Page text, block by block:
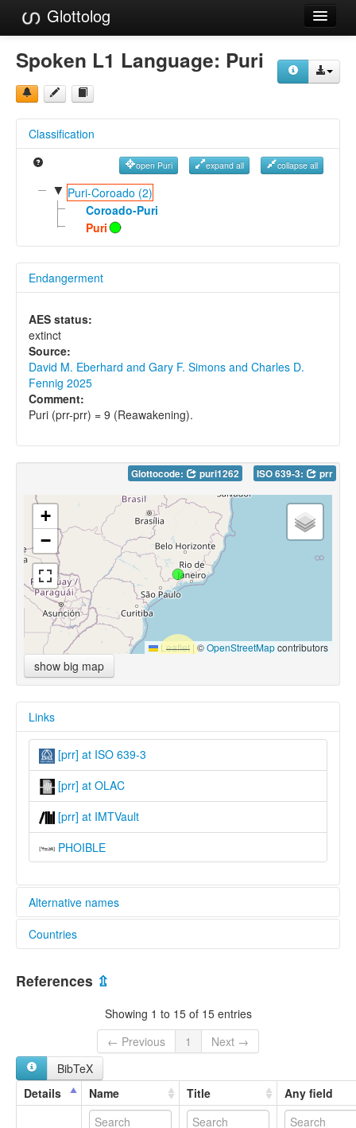
Glottolog
Languages
Families
References
Reference Search
GlottoScope
Spoken L1 Language: Puri
Classification
open Puri expand all collapse all
▼ Puri-Coroado (2)
Coroado-Puri
Puri
Endangerment
AES status:
extinct
Source:
David M. Eberhard and Gary F. Simons and Charles D.
Fennig 2025
Comment:
Puri (prr-prr) = 9 (Reawakening).
Glottocode: puri1262 ISO 639-3: prr
+
−
Leaflet |©OpenStreetMapcontributors
show big map
Links
[prr] at ISO 639-3
[prr] at OLAC
[prr] at IMTVault
PHOIBLE
Alternative names
lexvo:
multitree:
Colorado
Countries
References ⇫
Showing 1 to 15 of 15 entries
← Previous
1
Next →
BibTeX
Details
Name Title Any field